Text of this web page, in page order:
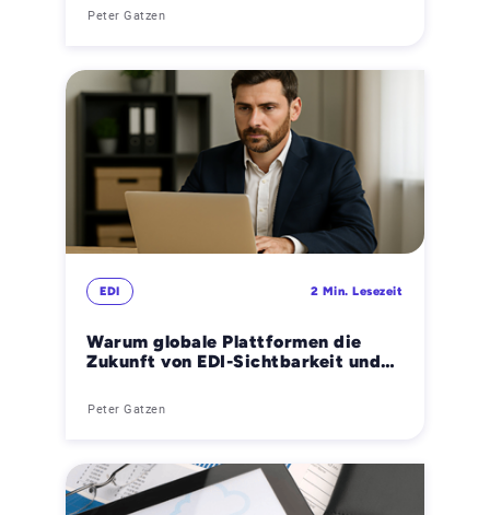
jetzt entscheidend ist
Peter Gatzen
EDI
Warum globale Plattformen die
Zukunft von EDI-Sichtbarkeit und
Peter Gatzen
2 Min. Lesezeit